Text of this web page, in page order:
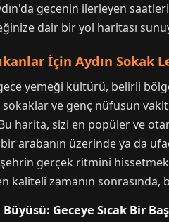
gecenin ilerleyen
dair bir yol haritası
İçin Aydın Sokak
yemeği kültürü, belirli
sokaklar ve genç nüfusun
harita, sizi en popüler ve
arabanın üzerinde ya da
gerçek ritmini
kaliteli zamanın
Büyüsü: Geceye Sıcak Bir